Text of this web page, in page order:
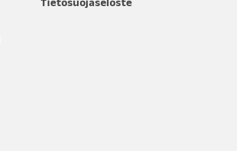
Tietosuojaseloste